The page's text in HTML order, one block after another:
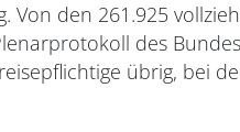
Von den 261.925
des
übrig, bei